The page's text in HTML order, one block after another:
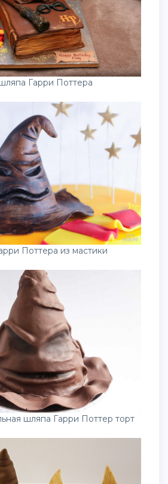
Гарри Поттера
Поттера из мастики
шляпа Гарри Поттер торт